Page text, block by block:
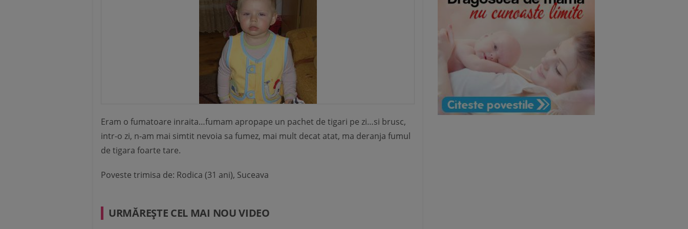
Eram o fumatoare inraita…fumam apropape un pachet de tigari pe zi…si brusc,
intr-o zi, n-am mai simtit nevoia sa fumez, mai mult decat atat, ma deranja fumul
de tigara foarte tare.
Poveste trimisa de: Rodica (31 ani), Suceava
URMĂREŞTE CEL MAI NOU VIDEO